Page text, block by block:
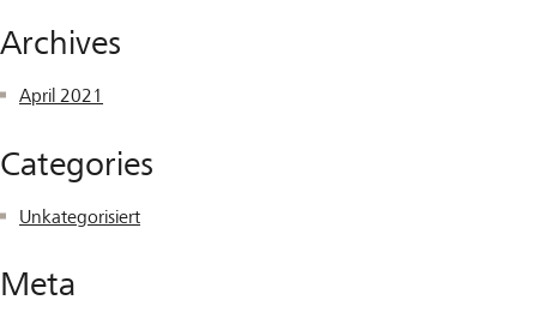
Archives
April 2021
Categories
Unkategorisiert
Meta